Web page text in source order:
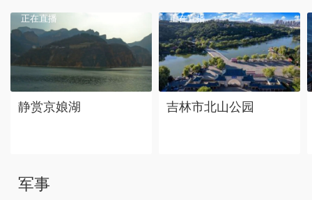
正在直播
静赏京娘湖
正在直播
吉林市北山公园
军事